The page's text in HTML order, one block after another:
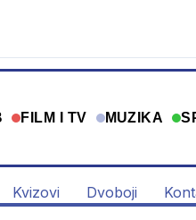
FILM I TV MUZIKA
Kvizovi Dvoboji